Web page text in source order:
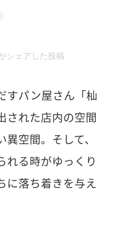
シェアした投稿
すパン屋さん「杣
された店内の空間
空間。そして、
れる時がゆっくり
に落ち着きを与え